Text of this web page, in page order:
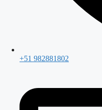
+51 982881802